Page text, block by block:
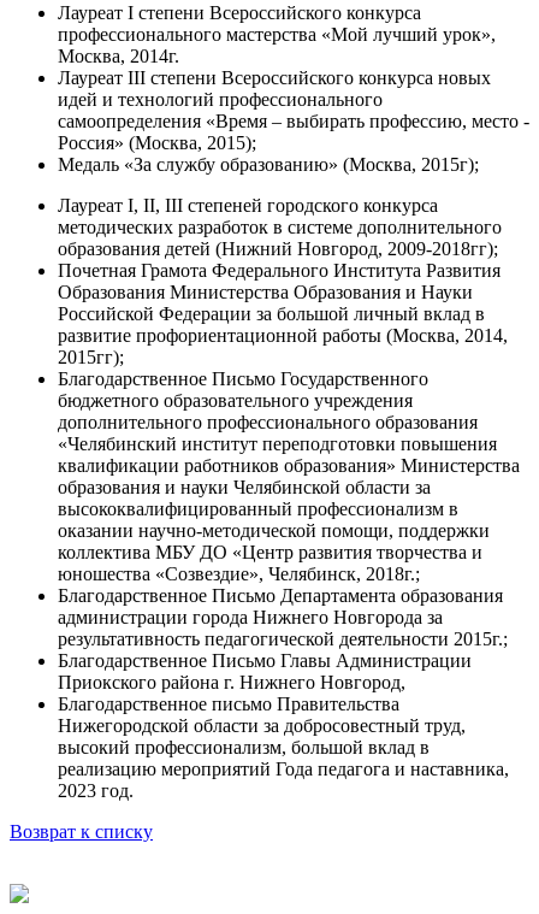
Лауреат I степени Всероссийского конкурса
профессионального мастерства «Мой лучший урок»,
Москва, 2014г.
Лауреат III степени Всероссийского конкурса новых
идей и технологий профессионального
самоопределения «Время – выбирать профессию, место -
Россия» (Москва, 2015);
Медаль «За службу образованию» (Москва, 2015г);
Лауреат I, II, III степеней городского конкурса
методических разработок в системе дополнительного
образования детей (Нижний Новгород, 2009-2018гг);
Почетная Грамота Федерального Института Развития
Образования Министерства Образования и Науки
Российской Федерации за большой личный вклад в
развитие профориентационной работы (Москва, 2014,
2015гг);
Благодарственное Письмо Государственного
бюджетного образовательного учреждения
дополнительного профессионального образования
«Челябинский институт переподготовки повышения
квалификации работников образования» Министерства
образования и науки Челябинской области за
высококвалифицированный профессионализм в
оказании научно-методической помощи, поддержки
коллектива МБУ ДО «Центр развития творчества и
юношества «Созвездие», Челябинск, 2018г.;
Благодарственное Письмо Департамента образования
администрации города Нижнего Новгорода за
результативность педагогической деятельности 2015г.;
Благодарственное Письмо Главы Администрации
Приокского района г. Нижнего Новгород,
Благодарственное письмо Правительства
Нижегородской области за добросовестный труд,
высокий профессионализм, большой вклад в
реализацию мероприятий Года педагога и наставника,
2023 год.
Возврат к списку